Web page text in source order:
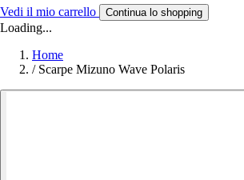
Vedi il mio carrello Continua lo shopping
Loading...
Home
/ Scarpe Mizuno Wave Polaris